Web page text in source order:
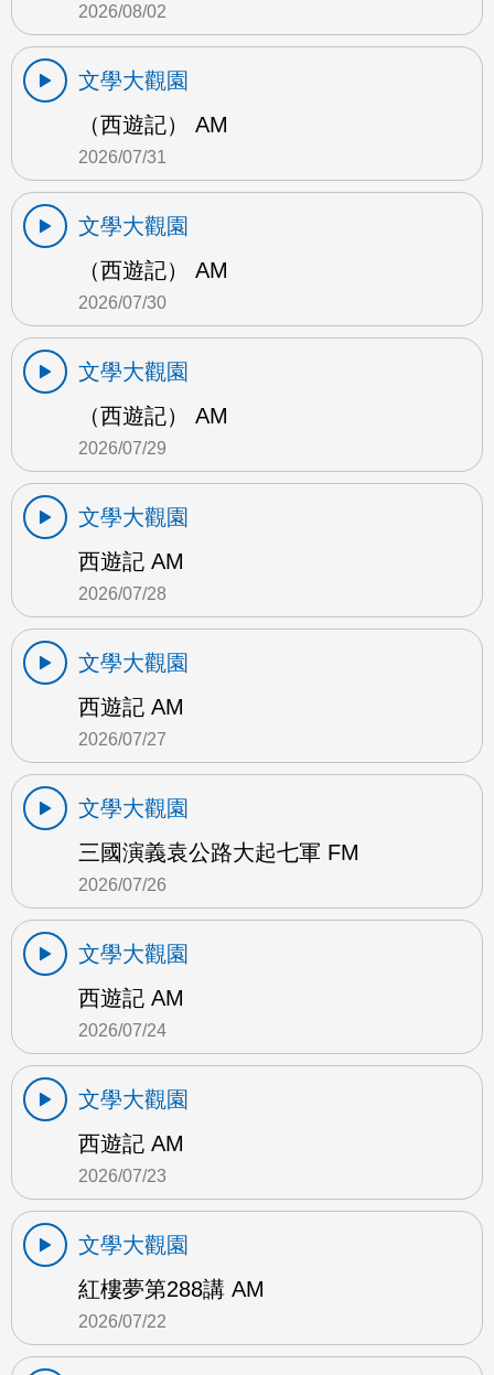
2026/08/02
文學大觀園
（西遊記） AM
2026/07/31
文學大觀園
（西遊記） AM
2026/07/30
文學大觀園
（西遊記） AM
2026/07/29
文學大觀園
西遊記 AM
2026/07/28
文學大觀園
西遊記 AM
2026/07/27
文學大觀園
三國演義袁公路大起七軍 FM
2026/07/26
文學大觀園
西遊記 AM
2026/07/24
文學大觀園
西遊記 AM
2026/07/23
文學大觀園
紅樓夢第288講 AM
2026/07/22